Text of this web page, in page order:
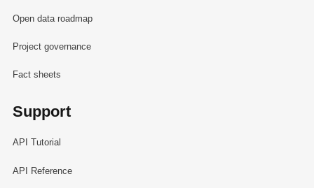
Open data roadmap
Project governance
Fact sheets
Support
API Tutorial
API Reference